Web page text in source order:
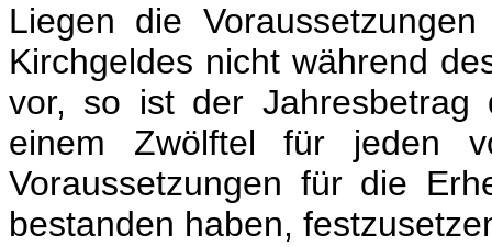
Liegen die
Kirchgeldes nicht während
vor, so ist der Jahresbetrag
einem Zwölftel für jeden
Voraussetzungen für die
bestanden haben,